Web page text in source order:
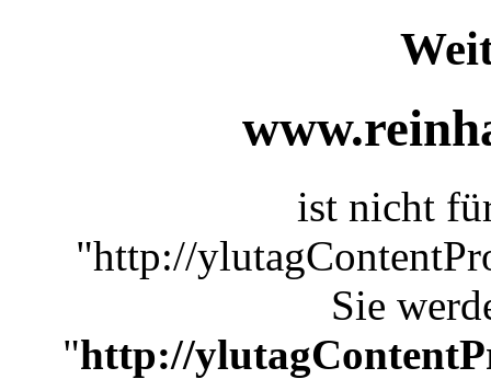
ist nicht
"http://
Sie
"http://